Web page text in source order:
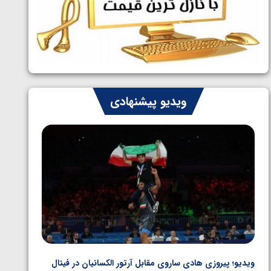
دوم کشتی فرنگی نوجوانان جهان
1405/05/06
ویدیو پیشنهادی
ویدیو؛ پیروزی هادی ساروی مقابل آرتور الکسانیان در فینال